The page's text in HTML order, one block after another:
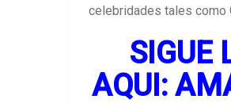
celebridades tales como
SIGUE
AQUI: